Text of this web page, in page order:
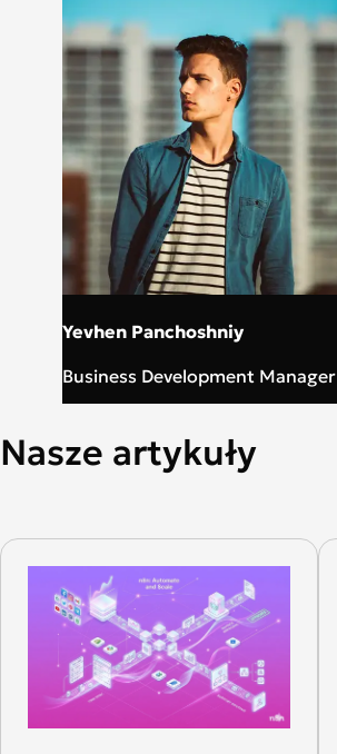
Yevhen Panchoshniy
Business Development Manager
Nasze artykuły